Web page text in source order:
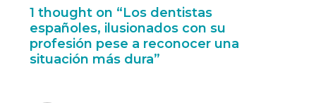
1 thought on “Los dentistas
españoles, ilusionados con su
profesión pese a reconocer una
situación más dura”